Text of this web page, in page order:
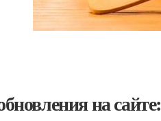
на сайте: